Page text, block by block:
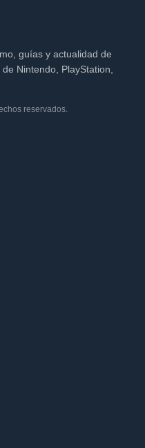
guías y actualidad de
Nintendo, PlayStation,
reservados.